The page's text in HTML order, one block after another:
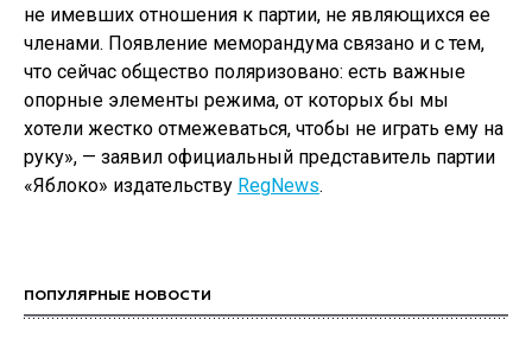
не имевших отношения к партии, не являющихся ее
членами. Появление меморандума связано и с тем,
что сейчас общество поляризовано: есть важные
опорные элементы режима, от которых бы мы
хотели жестко отмежеваться, чтобы не играть ему на
руку», — заявил официальный представитель партии
«Яблоко» издательству RegNews.
ПОПУЛЯРНЫЕ НОВОСТИ